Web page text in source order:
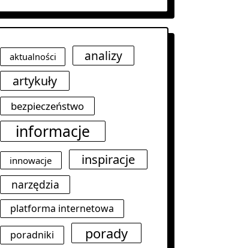
aktualności
analizy
artykuły
bezpieczeństwo
informacje
innowacje inspiracje
narzędzia
platforma internetowa
poradniki
porady